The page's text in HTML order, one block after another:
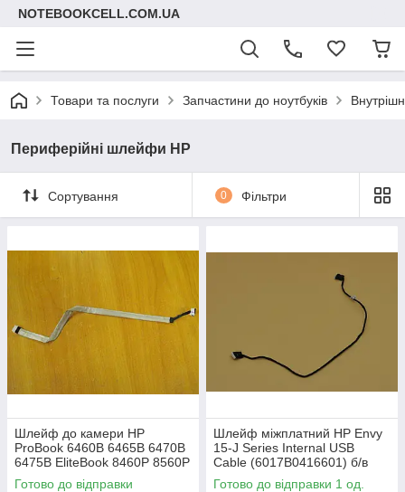
NOTEBOOKCELL.COM.UA
Товари та послуги Запчастини до ноутбуків
Периферійні шлейфи HP
Сортування 0 Фільтри
Шлейф до камери HP
ProBook 6460B 6465B 6470B
6475B EliteBook 8460P 8560P
(6017B0290801) б/в
Готово до відправки
Шлейф міжплатний HP Envy
15-J Series Internal USB
Cable (6017B0416601) б/в
Готово до відправки 1 од.